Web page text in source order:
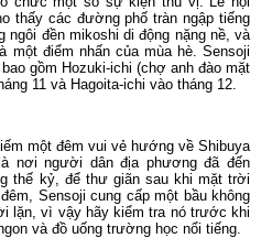
thấy các đường phố tràn ngập tiếng
ngôi đền mikoshi di động nặng nề, và
một điểm nhấn của mùa hè. Sensoji
gồm Hozuki-ichi (chợ anh đào mặt
11 và Hagoita-ichi vào tháng 12.
một đêm vui vẻ hướng về Shibuya
nơi người dân địa phương đã đến
thế kỷ, để thư giãn sau khi mặt trời
Sensoji cung cấp một bầu không
lặn, vì vậy hãy kiểm tra nó trước khi
và đồ uống trường học nổi tiếng.